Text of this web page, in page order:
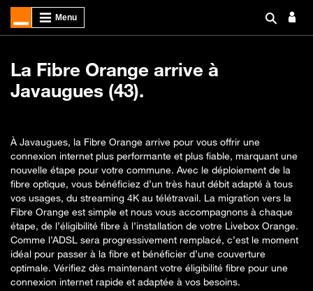
La Fibre Orange arrive à
Javaugues (43).
À Javaugues, la Fibre Orange arrive pour vous offrir une
connexion internet plus performante et plus fiable, marquant une
nouvelle étape pour votre commune. Avec le déploiement de la
fibre optique, vous bénéficiez d’un très haut débit adapté à tous
vos usages, du streaming 4K au télétravail. La migration vers la
Fibre Orange est simple et nous vous accompagnons à chaque
étape, de l’éligibilité fibre à l’installation de votre Livebox Orange.
Comme l’ADSL sera progressivement remplacé, c’est le moment
idéal pour passer à la fibre et bénéficier d’une couverture
optimale. Vérifiez dès maintenant votre éligibilité fibre pour une
connexion internet rapide et adaptée à vos besoins.